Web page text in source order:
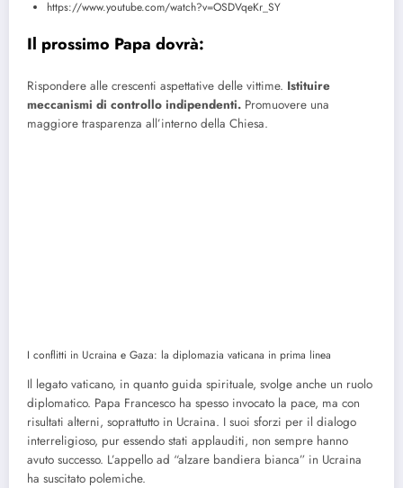
https://www.youtube.com/watch?v=OSDVqeKr_SY
Il prossimo Papa dovrà:
Rispondere alle crescenti aspettative delle vittime. Istituire
meccanismi di controllo indipendenti. Promuovere una
maggiore trasparenza all’interno della Chiesa.
I conflitti in Ucraina e Gaza: la diplomazia vaticana in prima linea
Il legato vaticano, in quanto guida spirituale, svolge anche un ruolo
diplomatico. Papa Francesco ha spesso invocato la pace, ma con
risultati alterni, soprattutto in Ucraina. I suoi sforzi per il dialogo
interreligioso, pur essendo stati applauditi, non sempre hanno
avuto successo. L’appello ad “alzare bandiera bianca” in Ucraina
ha suscitato polemiche.